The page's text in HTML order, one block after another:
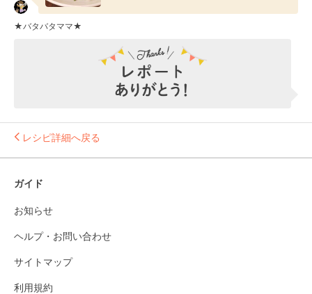
★バタバタママ★
レシピ詳細へ戻る
ガイド
お知らせ
ヘルプ・お問い合わせ
サイトマップ
利用規約